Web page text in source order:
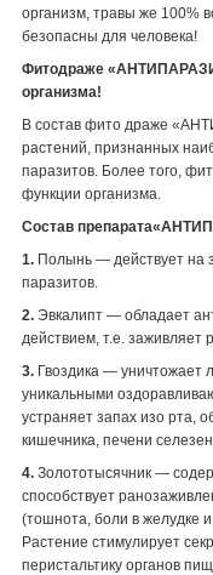
организм, травы же 100%
безопасны для человека!
Фитодраже
организма!
В состав фито драже
растений, признанных
паразитов. Более того,
функции организма.
Состав
1. Полынь — действует на
паразитов.
2. Эвкалипт — обладает
действием, т.е. заживляет
3. Гвоздика — уничтожает
уникальными
устраняет запах изо рта,
кишечника, печени
4. Золототысячник —
способствует
(тошнота, боли в желудке
Растение стимулирует
перистальтику органов